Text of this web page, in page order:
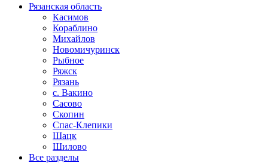
Рязанская область
Касимов
Кораблино
Михайлов
Новомичуринск
Рыбное
Ряжск
Рязань
с. Вакино
Сасово
Скопин
Спас-Клепики
Шацк
Шилово
Все разделы